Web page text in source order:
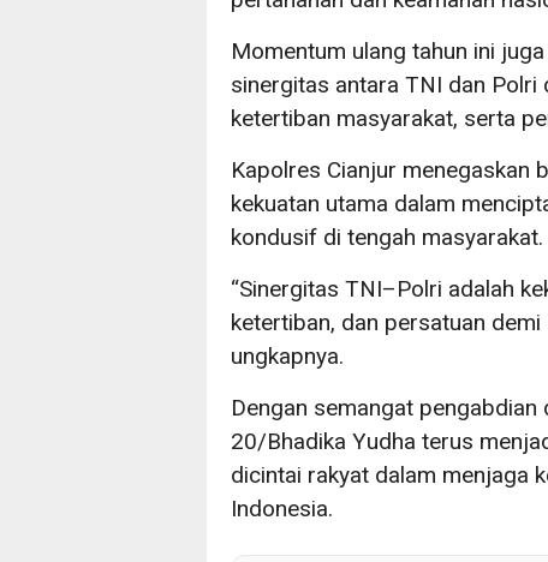
Momentum ulang tahun ini
sinergitas antara TNI dan Polri
ketertiban masyarakat, serta
Kapolres Cianjur menegaskan
kekuatan utama dalam
kondusif di tengah masyarakat.
“Sinergitas TNI–Polri adalah
ketertiban, dan persatuan
ungkapnya.
Dengan semangat
20/Bhadika Yudha terus
dicintai rakyat dalam menjaga
Indonesia.